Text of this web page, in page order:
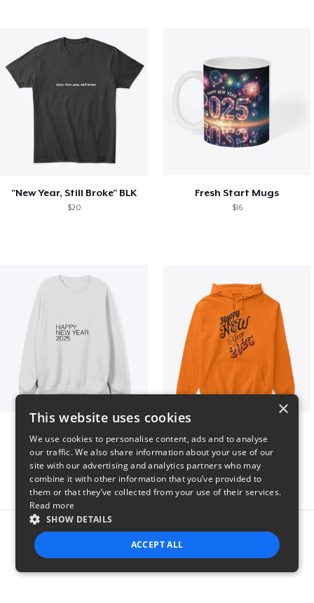
"New Year, Still Broke" BLK
$20
Fresh Start Mugs
$16
$41 $46
Report this product
×
This website uses cookies
We use cookies to personalise content, ads and to analyse
our traffic. We also share information about your use of our
site with our advertising and analytics partners who may
combine it with other information that you’ve provided to
them or that they’ve collected from your use of their services.
Read more
SHOW DETAILS
ACCEPT ALL
STRICTLY NECESSARY PERFORMANCE